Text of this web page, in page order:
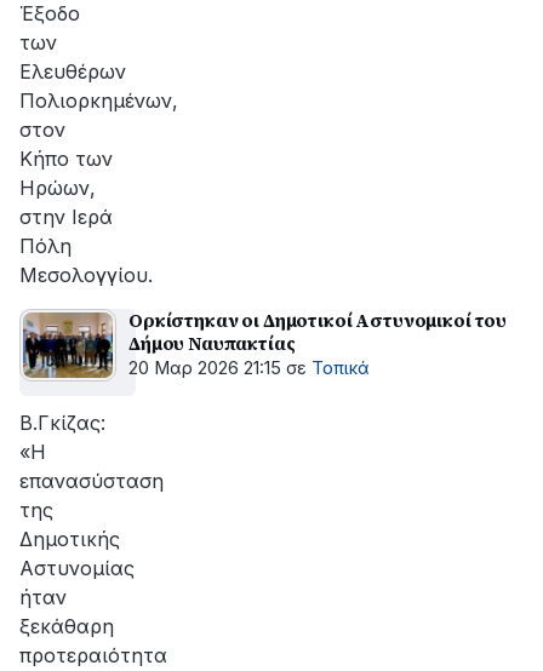
Έξοδο
των
Ελευθέρων
Πολιορκημένων,
στον
Κήπο των
Ηρώων,
στην Ιερά
Πόλη
Μεσολογγίου.
Ορκίστηκαν οι Δημοτικοί Αστυνομικοί του
Δήμου Ναυπακτίας
20 Μαρ 2026 21:15 σε Τοπικά
Β.Γκίζας:
«Η
επανασύσταση
της
Δημοτικής
Αστυνομίας
ήταν
ξεκάθαρη
προτεραιότητα